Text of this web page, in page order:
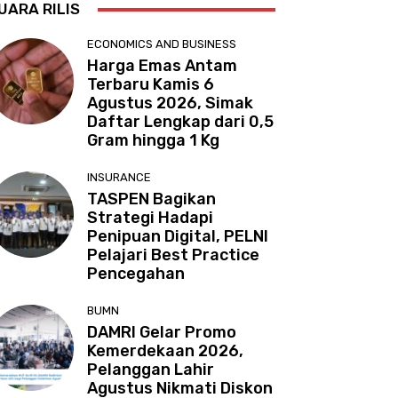
RILIS
ECONOMICS AND BUSINESS
Harga Emas Antam
Terbaru Kamis 6
Agustus 2026, Simak
Daftar Lengkap dari 0,5
Gram hingga 1 Kg
INSURANCE
TASPEN Bagikan
Strategi Hadapi
Penipuan Digital, PELNI
Pelajari Best Practice
Pencegahan
BUMN
DAMRI Gelar Promo
Kemerdekaan 2026,
Pelanggan Lahir
Agustus Nikmati Diskon